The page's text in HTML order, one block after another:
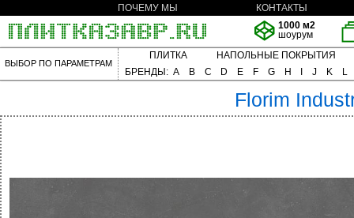
ПОЧЕМУ МЫ
КОНТАКТЫ
1000 м2
шоурум
ВЫБОР ПО ПАРАМЕТРАМ
ПЛИТКА
НАПОЛЬНЫЕ ПОКРЫТИЯ
БРЕНДЫ: A B C D E F G H J K L
Florim